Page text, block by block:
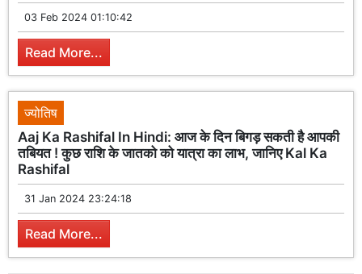
03 Feb 2024 01:10:42
Read More...
ज्योतिष
Aaj Ka Rashifal In Hindi: आज के दिन बिगड़ सकती है आपकी
तबियत ! कुछ राशि के जातको को यात्रा का लाभ, जानिए Kal Ka
Rashifal
31 Jan 2024 23:24:18
Read More...